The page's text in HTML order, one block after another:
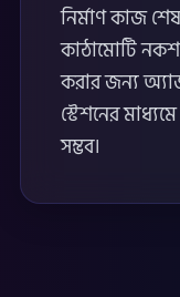
নির্মাণ কাজ
কাঠামোটি
করার জন্য
স্টেশনের
সম্ভব।